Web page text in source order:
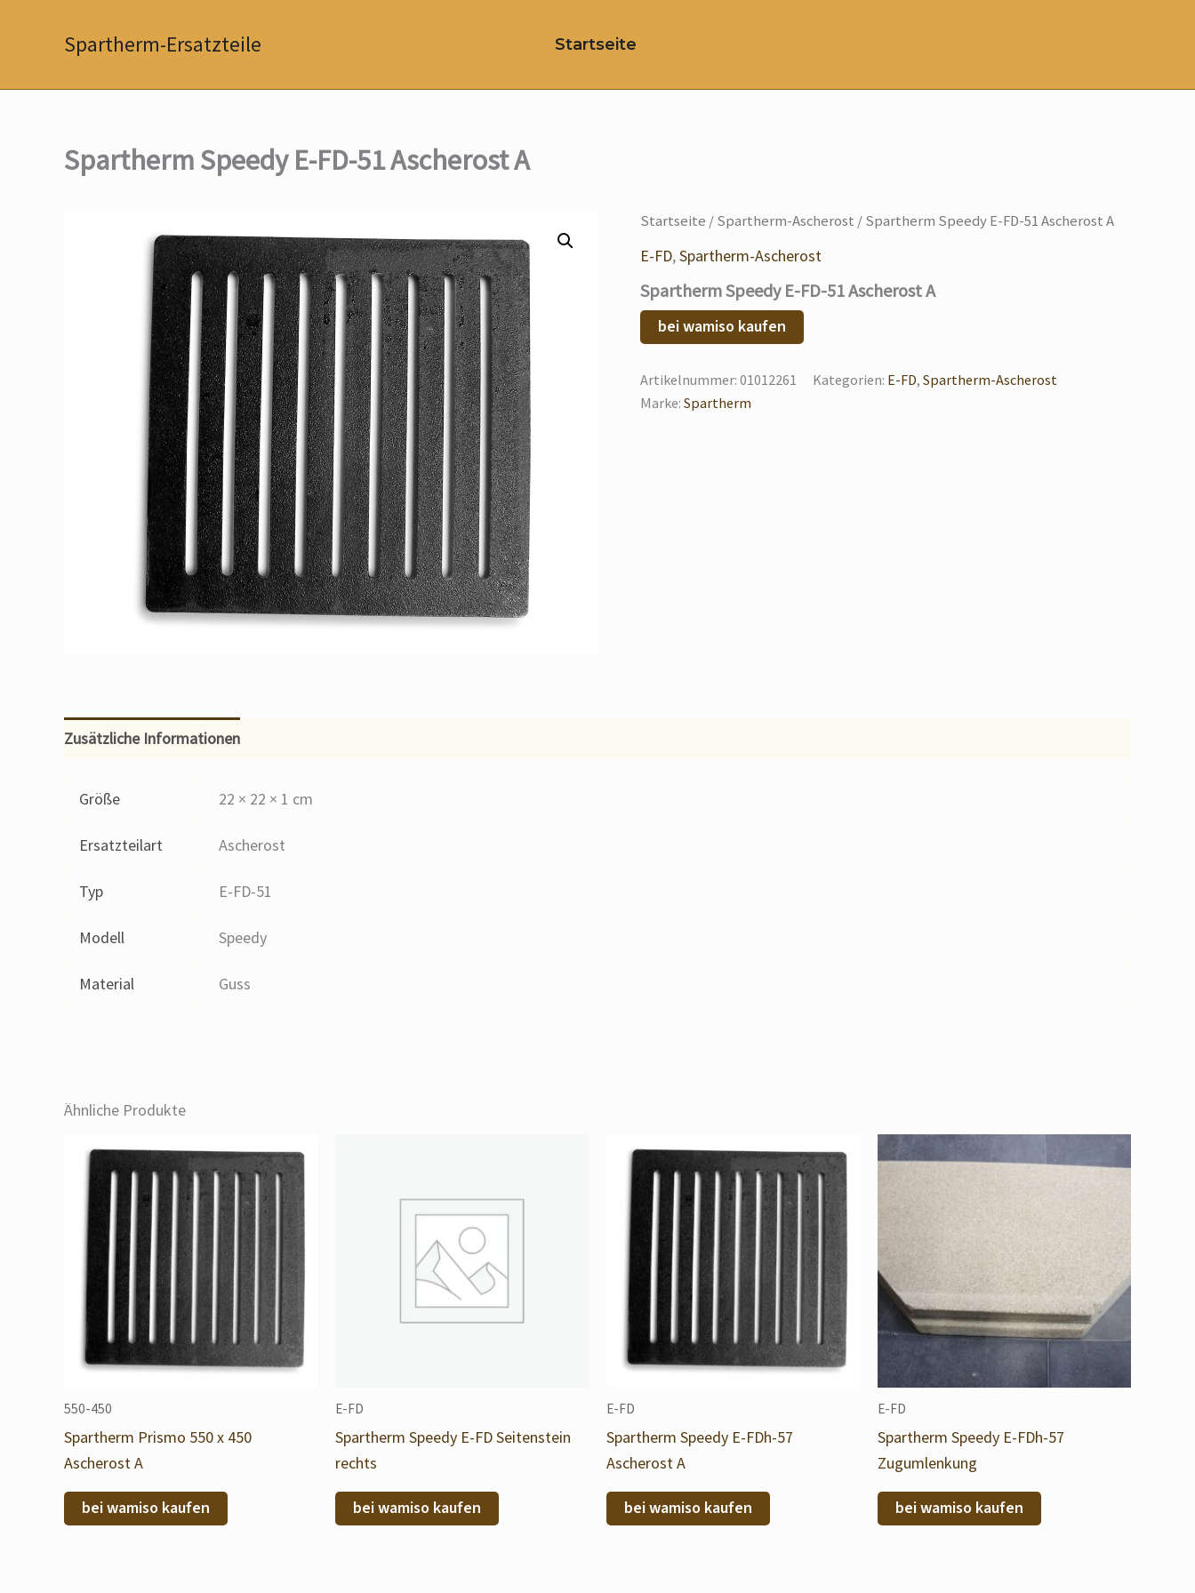
Spartherm-Ersatzteile Startseite
Spartherm Speedy E-FD-51 Ascherost A
Startseite /Spartherm-Ascherost / Spartherm Speedy E-FD-51 Ascherost A
E-FD,Spartherm-Ascherost
Spartherm Speedy E-FD-51 Ascherost A
bei wamiso kaufen
Artikelnummer: 01012261 Kategorien: E-FD, Spartherm-Ascherost
Marke: Spartherm
Zusätzliche Informationen
Größe 22 × 22 × 1 cm
Ersatzteilart Ascherost
Typ E-FD-51
Modell Speedy
Material Guss
Ähnliche Produkte
550-450
Spartherm Prismo 550 x 450
Ascherost A
bei wamiso kaufen
E-FD
Spartherm Speedy E-FD Seitenstein
rechts
bei wamiso kaufen
E-FD
Spartherm Speedy E-FDh-57
Ascherost A
bei wamiso kaufen
E-FD
Spartherm Speedy E-FDh-57
Zugumlenkung
bei wamiso kaufen